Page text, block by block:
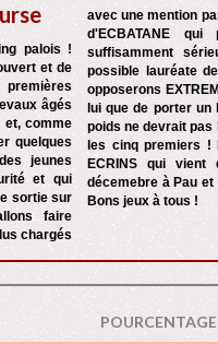
palois !
et de
âgés
et, comme
quelques
jeunes
et qui
sortie sur
faire
chargés
avec une mention
d'ECBATANE qui
suffisamment
possible lauréate
opposerons
lui que de porter
poids ne devrait
les cinq premiers !
ECRINS qui
décemebre à Pau
Bons jeux à tous !